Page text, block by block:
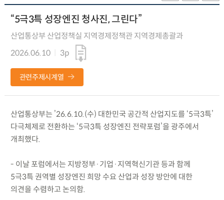
“5극3특 성장엔진 청사진, 그린다”
산업통상부 산업정책실 지역경제정책관 지역경제총괄과
2026.06.10
3p
관련주제시계열
산업통상부는 ’26.6.10.(수) 대한민국 공간적 산업지도를 ‘5극3특’
다극체제로 전환하는 ‘5극3특 성장엔진 전략포럼’을 광주에서
개최했다.
- 이날 포럼에서는 지방정부·기업·지역혁신기관 등과 함께
5극3특 권역별 성장엔진 희망 수요 산업과 성장 방안에 대한
의견을 수렴하고 논의함.